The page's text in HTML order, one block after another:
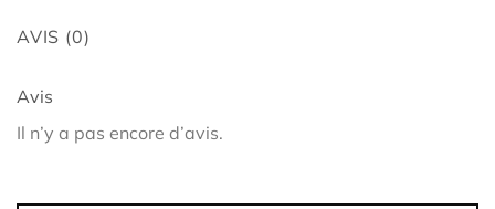
AVIS (0)
Avis
Il n’y a pas encore d’avis.